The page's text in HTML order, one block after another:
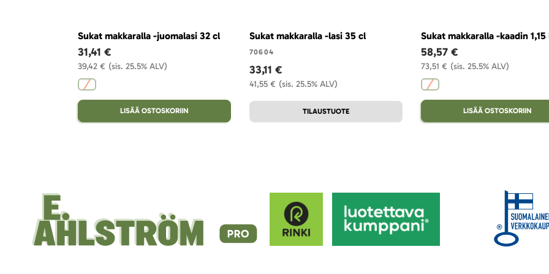
Sukat makkaralla -juomalasi 32 cl
(sis. 25.5% ALV)
39,42 €
31,41 €
LISÄÄ OSTOSKORIIN
Sukat makkaralla -lasi 35 cl
70604
(sis. 25.5% ALV)
41,55 €
33,11 €
TILAUSTUOTE
Sukat makkaralla -kaadin 1,15
(sis. 25.5% ALV)
73,51 €
58,57 €
LISÄÄ OSTOSKORIIN